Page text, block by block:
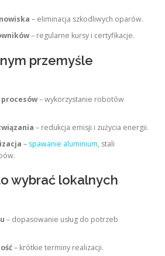
– eliminacja szkodliwych oparów.
– regularne kursy i certyfikacje.
przemyśle
– wykorzystanie robotów
– redukcja emisji i zużycia energii.
– spawanie aluminium, stali
wybrać lokalnych
– dopasowanie usług do potrzeb
– krótkie terminy realizacji.